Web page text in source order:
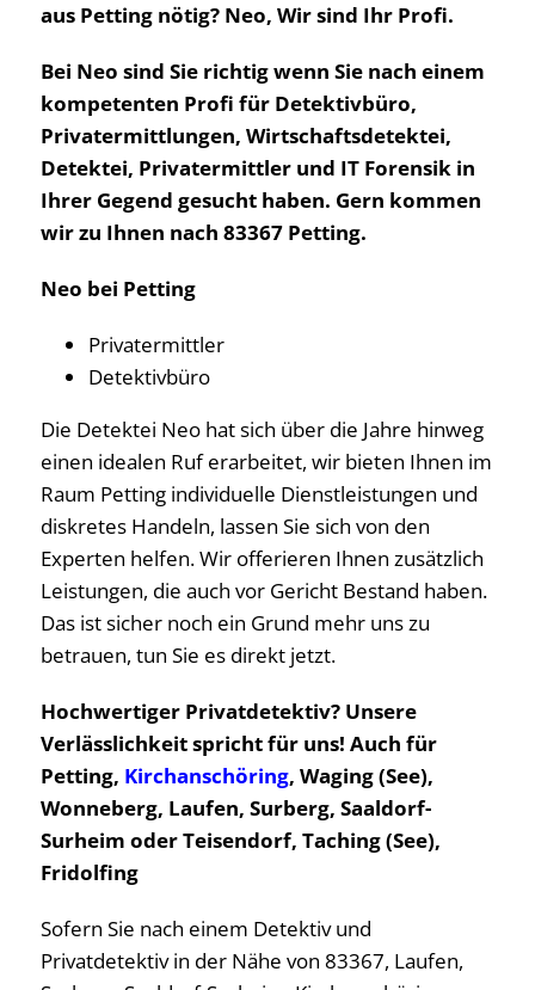
aus Petting nötig? Neo, Wir sind Ihr Profi.
Bei Neo sind Sie richtig wenn Sie nach einem
kompetenten Profi für Detektivbüro,
Privatermittlungen, Wirtschaftsdetektei,
Detektei, Privatermittler und IT Forensik in
Ihrer Gegend gesucht haben. Gern kommen
wir zu Ihnen nach 83367 Petting.
Neo bei Petting
Privatermittler
Detektivbüro
Die Detektei Neo hat sich über die Jahre hinweg
einen idealen Ruf erarbeitet, wir bieten Ihnen im
Raum Petting individuelle Dienstleistungen und
diskretes Handeln, lassen Sie sich von den
Experten helfen. Wir offerieren Ihnen zusätzlich
Leistungen, die auch vor Gericht Bestand haben.
Das ist sicher noch ein Grund mehr uns zu
betrauen, tun Sie es direkt jetzt.
Hochwertiger Privatdetektiv? Unsere
Verlässlichkeit spricht für uns! Auch für
Petting, Kirchanschöring, Waging (See),
Wonneberg, Laufen, Surberg, Saaldorf-
Surheim oder Teisendorf, Taching (See),
Fridolfing
Sofern Sie nach einem Detektiv und
Privatdetektiv in der Nähe von 83367, Laufen,